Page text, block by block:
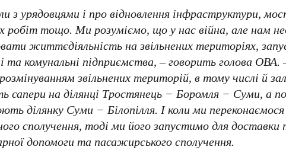
з урядовцями і про відновлення інфраструктури,
робіт тощо. Ми розуміємо, що у нас війна, але нам
життєдіяльність на звільнених територіях,
та комунальні підприємства, –говорить голова ОВА.
звільнених територій, в тому числі й
сапери на ділянці Тростянець − Боромля − Суми, а
ділянку Суми − Білопілля. І коли ми
сполучення, тоді ми його запустимо для доставки
допомоги та пасажирського сполучення.